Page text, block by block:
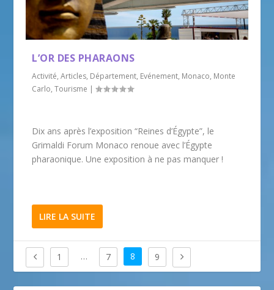
L’OR DES PHARAONS
Activité,Articles, Département, Evénement, Monaco, Monte
Carlo,Tourisme |
Dix ans après l’exposition “Reines d’Égypte”, le
Grimaldi Forum Monaco renoue avec l’Égypte
pharaonique. Une exposition à ne pas manquer !
LIRE LA SUITE
1 … 7 8 9